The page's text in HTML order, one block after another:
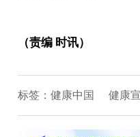
（责编 时讯）
标签：健康中国 健康